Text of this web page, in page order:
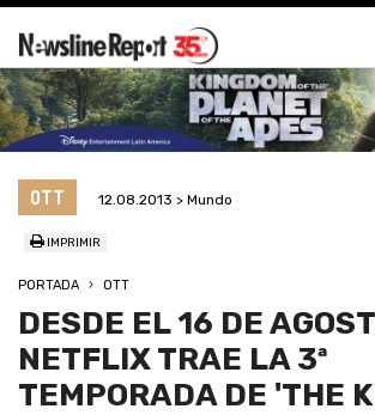
OTT 12.08.2013 > Mundo
IMPRIMIR
PORTADA OTT
DESDE EL 16 DE
NETFLIX TRAE LA 3ª
TEMPORADA DE 'THE